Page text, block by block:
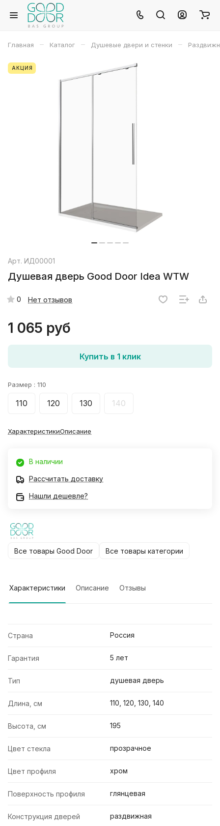
Главная – Каталог – Душевые двери и стенки –
АКЦИЯ
Арт. ИД00001
Душевая дверь Good Door Idea WTW
0 Нет отзывов
1 065 руб
Купить в 1 клик
Размер : 110
110 120 130 140
ХарактеристикиОписание
В наличии
Рассчитать доставку
Нашли дешевле?
Все товары Good Door Все товары категории
Характеристики Описание Отзывы
Страна Россия
Гарантия 5 лет
Тип душевая дверь
Длина, см 110, 120, 130, 140
Высота, см 195
Цвет стекла прозрачное
Цвет профиля хром
Поверхность профиля глянцевая
Конструкция дверей раздвижная